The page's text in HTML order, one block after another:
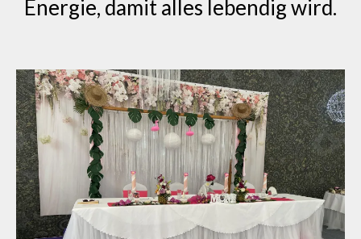
Energie, damit alles lebendig wird.